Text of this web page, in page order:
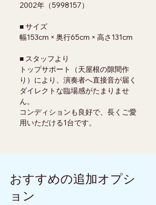
2002年（5998157）
■ サイズ
幅153cm × 奥行65cm × 高さ131cm
■ スタッフより
トップサポート（天屋根の隙間作
り）により、演奏者へ直接音が届く
ダイレクトな臨場感がたまりませ
ん。
コンディションも良好で、長くご愛
用いただける1台です。
おすすめの追加オプシ
ョン